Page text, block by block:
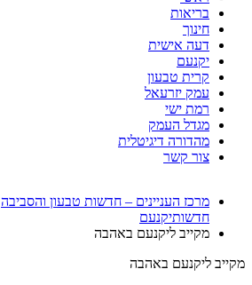
בריאות
חינוך
דעה אישית
יקנעם
קרית טבעון
עמק יזרעאל
רמת ישי
מגדל העמק
מהדורה דיגיטלית
צור קשר
מרכז העניינים – חדשות טבעון והסביבה
חדשותיקנעם
מקייב ליקנעם באהבה
מקייב ליקנעם באהבה